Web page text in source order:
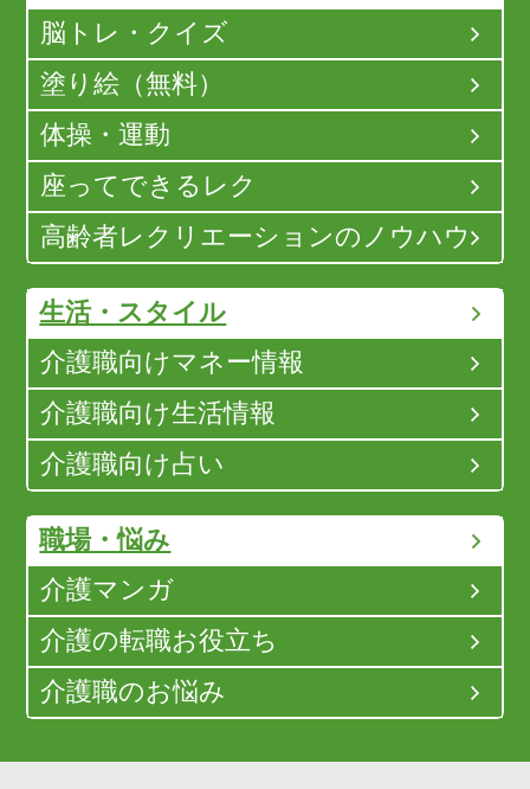
脳トレ・クイズ
塗り絵（無料）
体操・運動
座ってできるレク
高齢者レクリエーションのノウハウ
生活・スタイル
介護職向けマネー情報
介護職向け生活情報
介護職向け占い
職場・悩み
介護マンガ
介護の転職お役立ち
介護職のお悩み